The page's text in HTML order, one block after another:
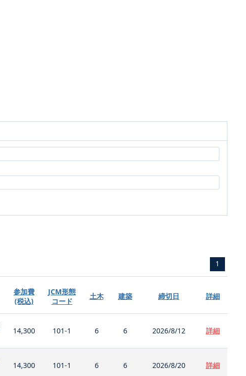
1
参加費
(税込)
JCM形態
コード
土木 建築 締切日 詳細
14,300 101-1 6 6 2026/8/12 詳細
14,300 101-1 6 6 2026/8/20 詳細